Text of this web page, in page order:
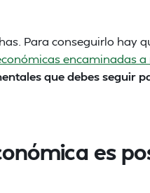
Para conseguirlo hay
encaminadas
que debes seguir
es